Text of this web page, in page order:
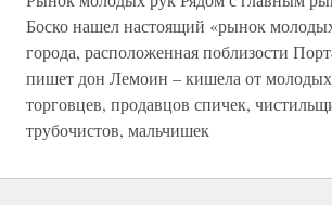
Боско нашел настоящий «рынок
города, расположенная поблизости
пишет дон Лемоин – кишела от
торговцев, продавцов спичек,
трубочистов, мальчишек